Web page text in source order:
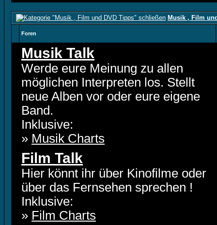
Musik , Film
Foren
Musik Talk
Werde eure Meinung zu allen
möglichen Interpreten los. Stellt
neue Alben vor oder eure eigene
Band.
Inklusive:
» Musik Charts
Film Talk
Hier könnt ihr über Kinofilme oder
über das Fernsehen sprechen !
Inklusive:
» Film Charts